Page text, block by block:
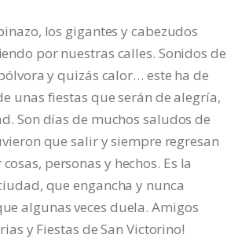
los gigantes y cabezudos
por nuestras calles. Sonidos de
y quizás calor… este ha de
unas fiestas que serán de alegría,
Son días de muchos saludos de
que salir y siempre regresan
personas y hechos. Es la
que engancha y nunca
algunas veces duela. Amigos
y Fiestas de San Victorino!